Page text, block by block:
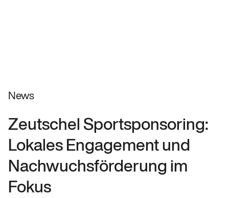
News
Zeutschel Sportsponsoring:
Lokales Engagement und
Nachwuchsförderung im
Fokus